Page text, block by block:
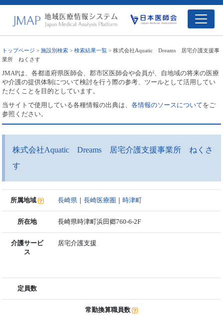
トップページ >施設別検索 >検索結果一覧 > 株式会社Aquatic Dreams 居宅介護支援事
業所 ねくさす
JMAPは、各都道府県医師会、郡市区医師会や会員が、自地域の将来の医療
や介護の提供体制について検討を行う際の参考、ツールとして活用してい
ただくことを目的としています。
当サイトで使用している各種情報の出典は、各情報のソースについてをご
参照ください。
株式会社Aquatic Dreams 居宅介護支援事業所 ねくさ
す
所属地域 長崎県 ｜長崎医療圏 ｜時津町
所在地 長崎県時津町浜田郷760-6-2F
介護サービ
ス
居宅介護支援
定員数
常勤換算職員数